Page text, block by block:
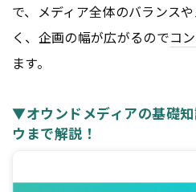
で、メディア全体のバランス
く、企画の幅が広がるのでコ
ます。
▼オウンドメディアの基礎
ウまで解説！